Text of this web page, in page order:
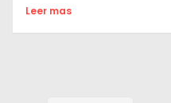
Leer mas